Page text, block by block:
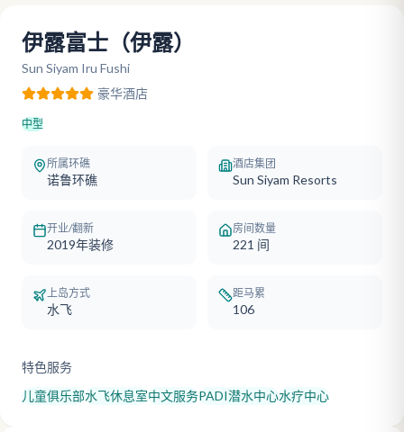
伊露富士（伊露）
Sun Siyam Iru Fushi
豪华酒店
中型
所属环礁
诺鲁环礁
酒店集团
Sun Siyam Resorts
开业/翻新
2019年装修
房间数量
221 间
上岛方式
水飞
距马累
106
特色服务
儿童俱乐部水飞休息室中文服务PADI潜水中心水疗中心